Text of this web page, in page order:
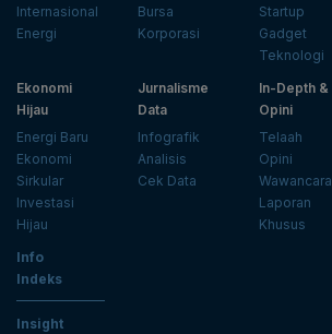
Internasional
Energi
Bursa
Korporasi
Startup
Gadget
Teknologi
Ekonomi
Hijau
Energi Baru
Ekonomi
Sirkular
Investasi
Hijau
Jurnalisme
Data
Infografik
Analisis
Cek Data
In-Depth &
Opini
Telaah
Opini
Wawancara
Laporan
Khusus
Info
Indeks
Insight